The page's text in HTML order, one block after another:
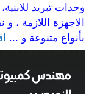
وحدات تبريد
الاجهزة اللازمة ،
بأنواع متنوعة و ...